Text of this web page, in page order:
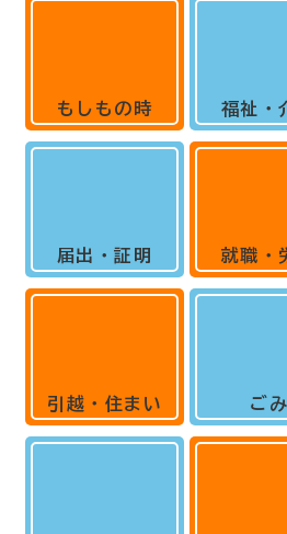
もしもの時
届出・証明
引越・住まい
福祉・
就職・
ごみ